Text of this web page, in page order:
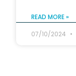
READ MORE »
07/10/2024